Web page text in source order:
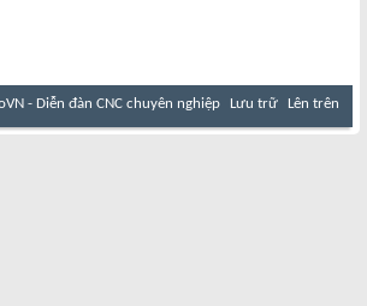
- Diễn đàn CNC chuyên nghiệp Lưu trữ Lên trên